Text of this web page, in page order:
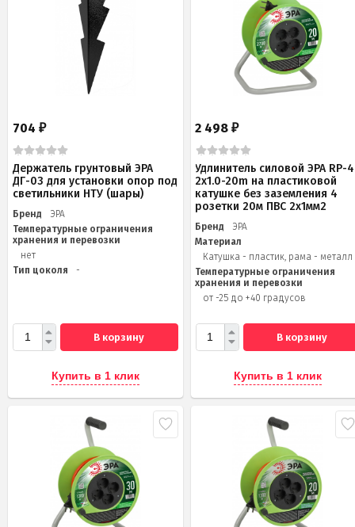
704 ₽
Держатель грунтовый ЭРА
ДГ-03 для установки опор под
светильники НТУ (шары)
Бренд
ЭРА
Температурные ограничения
хранения и перевозки
нет
Тип цоколя
-
В корзину
Купить в 1 клик
2 498₽
Удлинитель силовой ЭРА RP-
2x1.0-20m на пластиковой
катушке без заземления 4
розетки 20м ПВС 2х1мм2
Бренд
ЭРА
Материал
Катушка - пластик, рама - металл
Температурные ограничения
хранения и перевозки
от -25 до +40 градусов
В корзину
Купить в 1 клик